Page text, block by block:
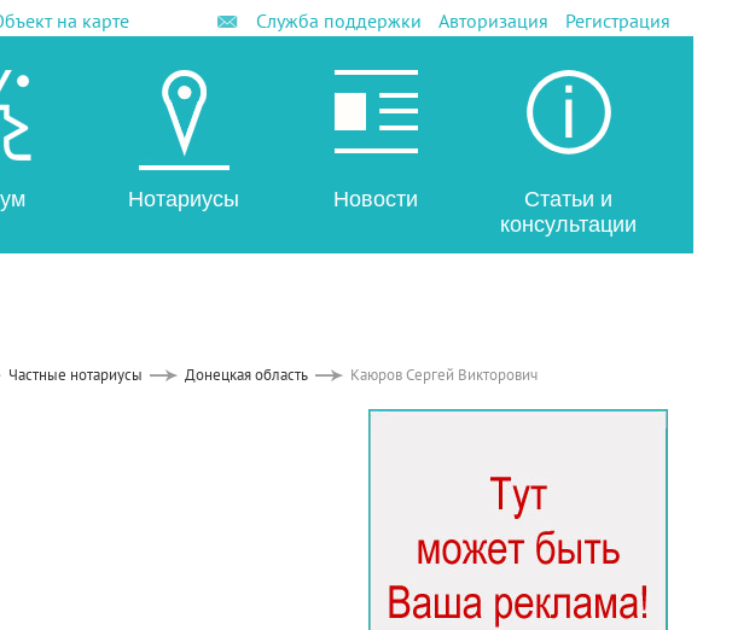
на карте Служба поддержки Авторизация Регистрация
Нотариусы Новости
Статьи и
консультации
Частные нотариусы Донецкая область Каюров Сергей Викторович